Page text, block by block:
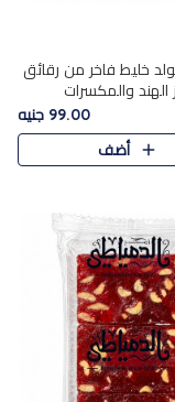
خليط فاخر من رقائق
الهند والمكسرات
متماسك بشراب حلاوة
الخفيفة ليمنحك قرمشة
شرقيًا أصيلً..
99.00 جنيه
أضف